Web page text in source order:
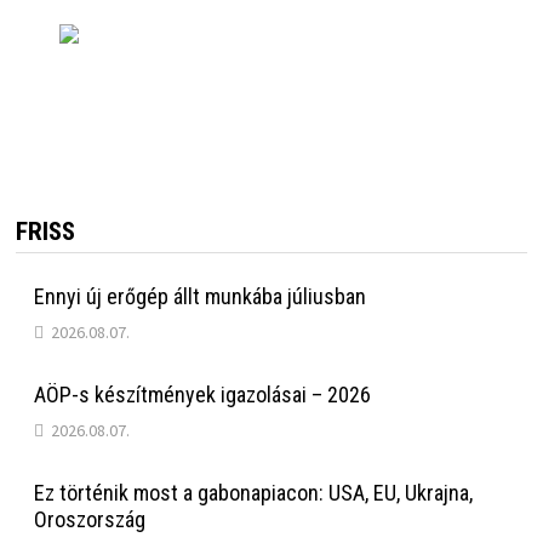
FRISS
Ennyi új erőgép állt munkába júliusban
2026.08.07.
AÖP-s készítmények igazolásai – 2026
2026.08.07.
Ez történik most a gabonapiacon: USA, EU, Ukrajna,
Oroszország